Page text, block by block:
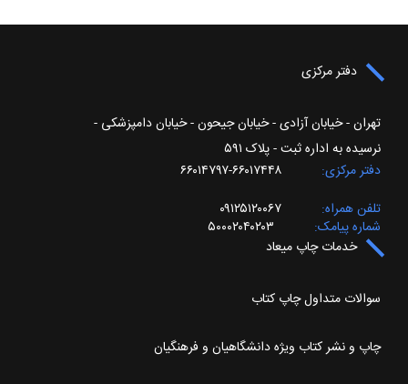
دفتر مرکزی
تهران - خیابان آزادی - خیابان جیحون - خیابان دامپزشکی -
نرسیده به اداره ثبت - پلاک ۵۹۱
دفتر مرکزی
۶۶۰۱۷۴۴۸-۶۶۰۱۴۷۹۷
تلفن همراه
۰۹۱۲۵۱۲۰۰۶۷
شماره پیامک
۵۰۰۰۲۰۴۰۲۰۳
خدمات چاپ میعاد
سوالات متداول چاپ کتاب
چاپ و نشر کتاب ویژه دانشگاهیان و فرهنگیان